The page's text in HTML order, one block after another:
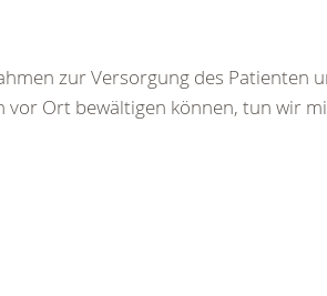
zur Versorgung des Patienten
Ort bewältigen können, tun wir